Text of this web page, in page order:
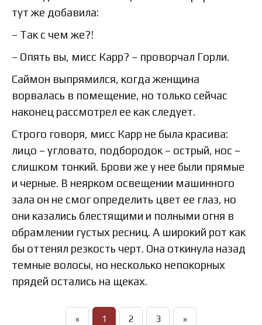
тут же добавила:
– Так с чем же?!
– Опять вы, мисс Карр? – проворчал Горли.
Саймон выпрямился, когда женщина
ворвалась в помещение, но только сейчас
наконец рассмотрел ее как следует.
Строго говоря, мисс Карр не была красива:
лицо – угловато, подбородок – острый, нос –
слишком тонкий. Брови же у нее были прямые
и черные. В неярком освещении машинного
зала он не смог определить цвет ее глаз, но
они казались блестящими и полными огня в
обрамлении густых ресниц. А широкий рот как
бы оттенял резкость черт. Она откинула назад
темные волосы, но несколько непокорных
прядей остались на щеках.
« 1 2 3 »